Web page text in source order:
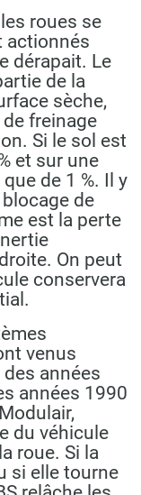
roues se
actionnés
dérapait. Le
de la
sèche,
freinage
Si le sol est
et sur une
de 1 %. Il y
de
est la perte
On peut
conservera
venus
années
années 1990
du véhicule
roue. Si la
si elle tourne